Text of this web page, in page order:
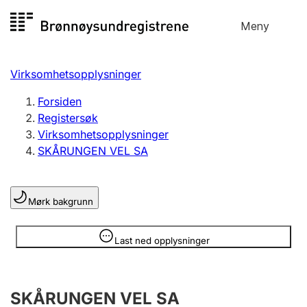
til
Meny
Registersøk
Aksjeselskap
Enkeltpersonforetak
Registrere, endre, slette
Lag og forening
Registrere, endre, slette
Virksomhetsopplysninger
Forsiden
Registersøk
Virksomhetsopplysninger
SKÅRUNGEN VEL SA
Mørk bakgrunn
Last ned opplysninger
Opplysninger er skjult
SKÅRUNGEN VEL SA